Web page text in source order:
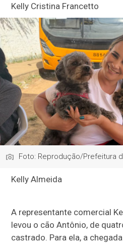
Kelly Cristina Francetto
Foto: Reprodução/Prefeitura
Kelly Almeida
A representante comercial
levou o cão Antônio, de
castrado. Para ela, a